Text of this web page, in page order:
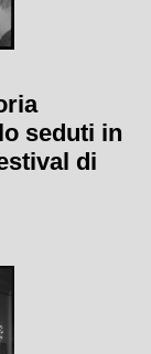
seduti in
di